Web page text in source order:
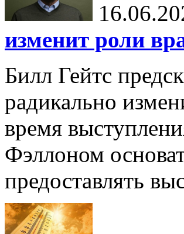
изменит роли
Билл Гейтс
радикально
время
Фэллоном
предоставлять